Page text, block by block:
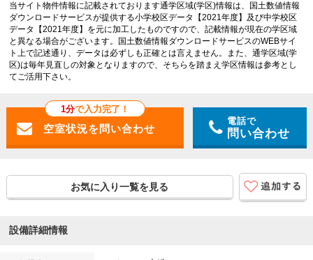
当サイト物件情報に記載されております通学区域(学区)情報は、国土数値情報
ダウンロードサービスが提供する小学校区データ【2021年度】及び中学校区
データ【2021年度】を元に加工したものですので、記載情報が現在の学区域
と異なる場合がございます。国土数値情報ダウンロードサービスのWEBサイ
ト上で記述通り、データは必ずしも正確とは言えません。また、通学区域(学
区)は毎年見直しの対象となりますので、そちらを踏まえ学区情報は参考とし
てご活用下さい。
1分で入力完了！
電話で
問い合わせ
お気に入り一覧を見る
設備詳細情報